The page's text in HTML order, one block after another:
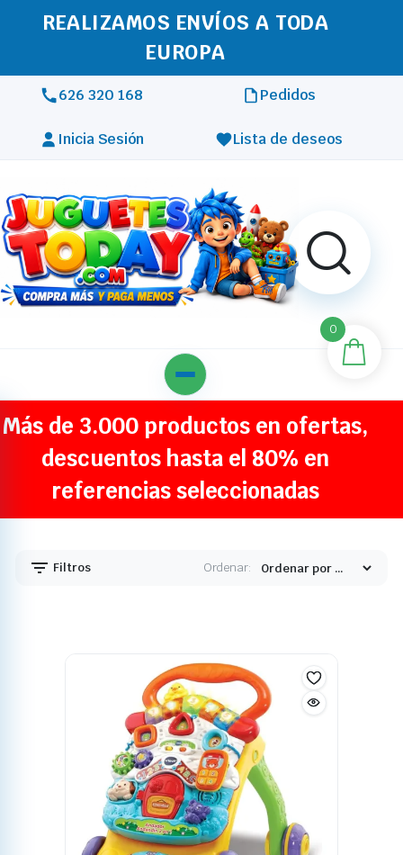
REALIZAMOS ENVÍOS A TODA
EUROPA
626 320 168 Pedidos
Inicia Sesión Lista de deseos
Más de 3.000 productos en ofertas,
descuentos hasta el 80% en
referencias seleccionadas
Filtros Ordenar:
0